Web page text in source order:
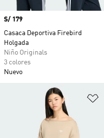
Precio
S/ 179
Casaca Deportiva Firebird
Holgada
Niño Originals
3 colores
Nuevo